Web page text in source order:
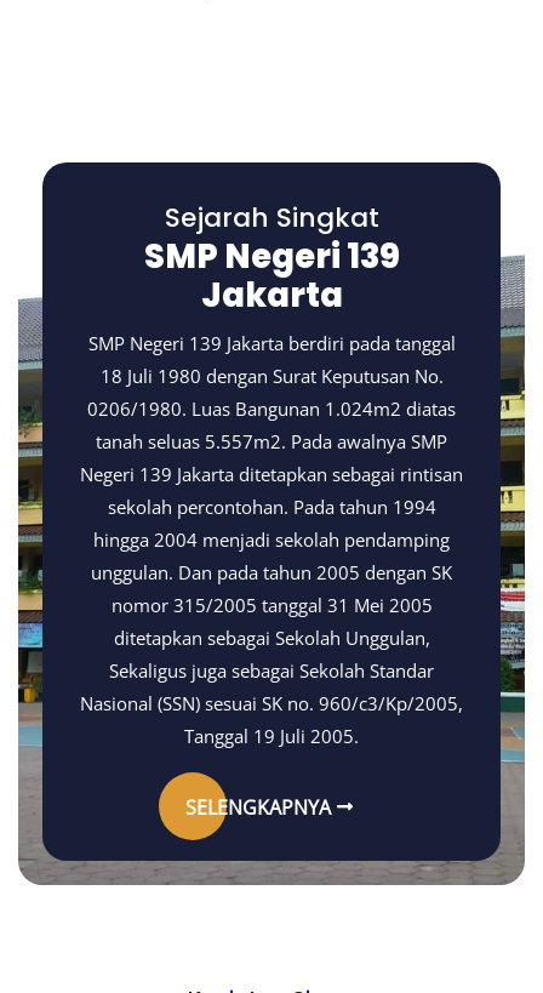
Sejarah Singkat
SMP Negeri 139
Jakarta
SMP Negeri 139 Jakarta berdiri pada tanggal
18 Juli 1980 dengan Surat Keputusan No.
0206/1980. Luas Bangunan 1.024m2 diatas
tanah seluas 5.557m2. Pada awalnya SMP
Negeri 139 Jakarta ditetapkan sebagai rintisan
sekolah percontohan. Pada tahun 1994
hingga 2004 menjadi sekolah pendamping
unggulan. Dan pada tahun 2005 dengan SK
nomor 315/2005 tanggal 31 Mei 2005
ditetapkan sebagai Sekolah Unggulan,
Sekaligus juga sebagai Sekolah Standar
Nasional (SSN) sesuai SK no. 960/c3/Kp/2005,
Tanggal 19 Juli 2005.
SELENGKAPNYA